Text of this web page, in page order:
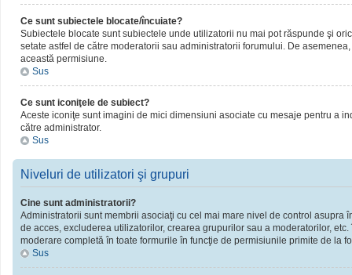
Ce sunt subiectele blocate/încuiate?
Subiectele blocate sunt subiectele unde utilizatorii nu mai pot răspunde şi
setate astfel de către moderatorii sau administratorii forumului. De
această permisiune.
Sus
Ce sunt iconiţele de subiect?
Aceste iconiţe sunt imagini de mici dimensiuni asociate cu mesaje pentru a
către administrator.
Sus
Niveluri de utilizatori şi grupuri
Cine sunt administratorii?
Administratorii sunt membrii asociaţi cu cel mai mare nivel de control
de acces, excluderea utilizatorilor, crearea grupurilor sau a moderatorilor,
moderare completă în toate formurile în funcţie de permisiunile primite de la
Sus